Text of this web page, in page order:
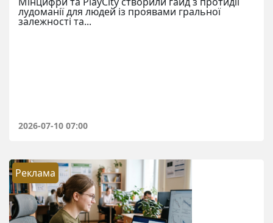
лудоманії для людей із проявами гральної
залежності та...
2026-07-10 07:00
Реклама